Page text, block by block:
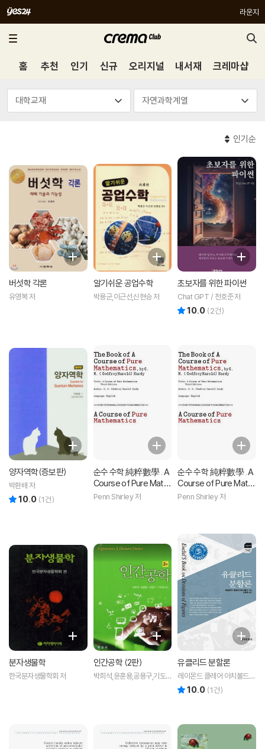
라운지
홈 추천 인기 신규 오리지널 내서재 크레마샵
인기순
버섯학 각론
유영복 저
알기쉬운 공업수학
박용군,이근선,신현승 저
초보자를 위한 파이썬
Chat GPT / 천호준 저
10.0 (2건)
양자역학(증보판)
박환배 저
10.0 (1건)
순수 수학 純粹數學 . A
Course of Pure Math
ematics, by G. H. (Go
Penn Shirley 저
순수 수학 純粹數學 . A
Course of Pure Math
ematics, by G. H. (Go
Penn Shirley 저
분자생물학
한국분자생물학회 저
인간공학 (2판)
박희석,윤훈용,공용구,기도
유클리드 분할론
레이몬드 클레어 아치볼드
저/도종훈 역
10.0 (1건)